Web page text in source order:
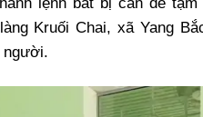
Kruối Chai, xã Yang
người.